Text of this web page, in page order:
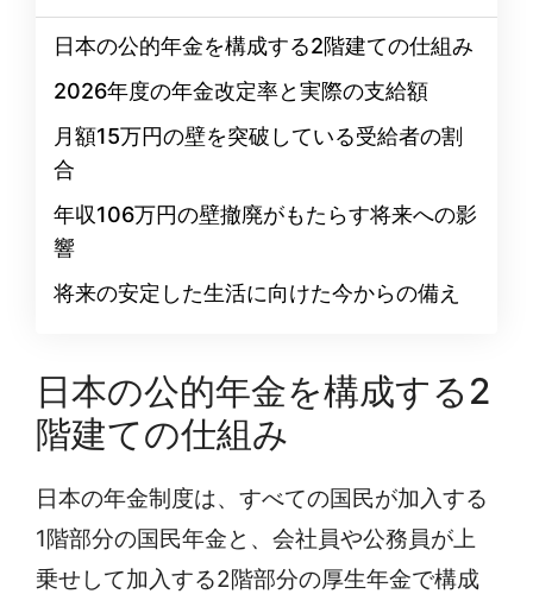
日本の公的年金を構成する2階建ての仕組み
2026年度の年金改定率と実際の支給額
月額15万円の壁を突破している受給者の割
合
年収106万円の壁撤廃がもたらす将来への影
響
将来の安定した生活に向けた今からの備え
日本の公的年金を構成する2
階建ての仕組み
日本の年金制度は、すべての国民が加入する
1階部分の国民年金と、会社員や公務員が上
乗せして加入する2階部分の厚生年金で構成